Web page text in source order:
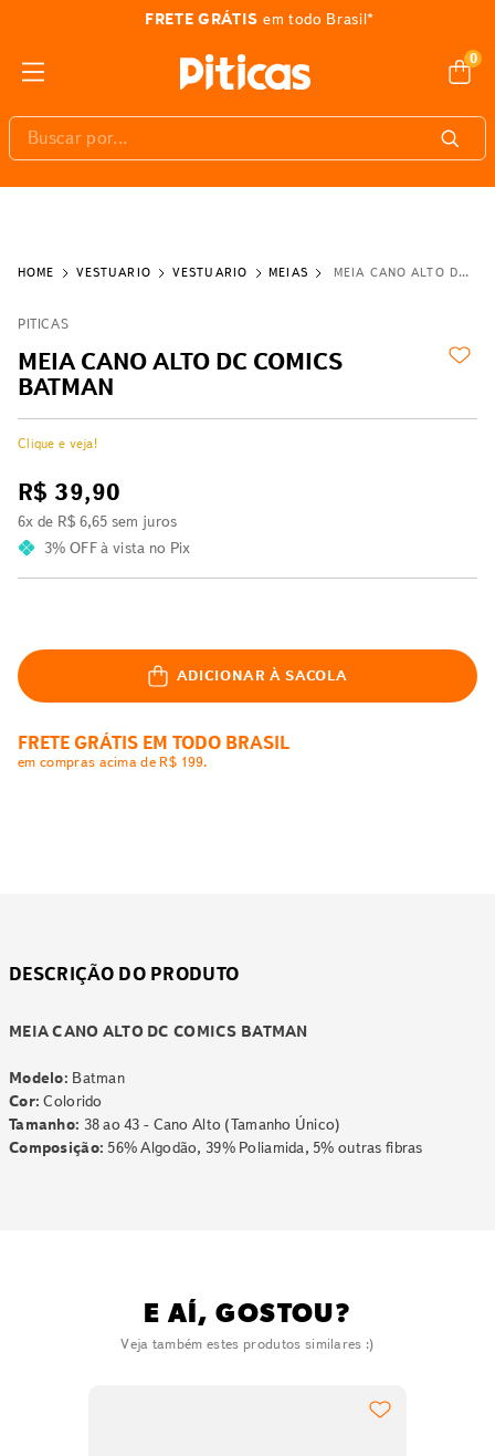
FRETE GRÁTIS em todo Brasil*
0
Buscar por...
VESTUÁRIO VESTUÁRIO MEIAS MEIA CANO ALTO DC COMICS BATMAN
PITICAS
MEIA CANO ALTO DC COMICS
BATMAN
Clique e veja!
R$ 39,90
6x de R$ 6,65 sem juros
3% OFFà vista no Pix
ADICIONAR À SACOLA
FRETE GRÁTIS EM TODO BRASIL
em compras acima de R$ 199.
DESCRIÇÃO DO PRODUTO
MEIA CANO ALTO DC COMICS BATMAN
Modelo: Batman
Cor: Colorido
Tamanho: 38 ao 43 - Cano Alto (Tamanho Único)
Composição: 56% Algodão, 39% Poliamida, 5% outras fibras
E AÍ, GOSTOU?
Veja também estes produtos similares :)